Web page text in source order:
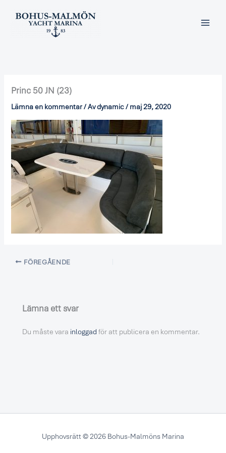
Princ 50 JN (23)
Lämna en kommentar/ Avdynamic/ maj 29, 2020
FÖREGÅENDE
Lämna ett svar
Du måste vara inloggad för att publicera en kommentar.
Upphovsrätt © 2026 Bohus-Malmöns Marina